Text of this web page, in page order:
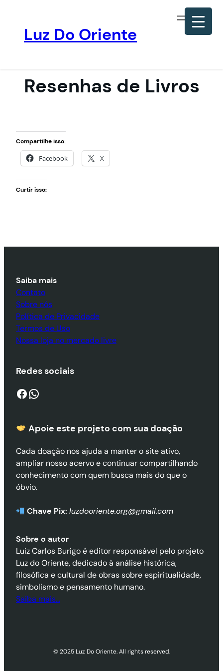
conteúdo
Luz Do Oriente
Resenhas de Livros
Compartilhe isso:
Facebook X
Curtir isso:
Saiba mais
Contato
Sobre nós
Política de Privacidade
Termos de Uso
Nossa loja no mercado livre
Redes sociais
Facebook WhatsApp
Apoie este projeto com sua doação
Cada doação nos ajuda a manter o site ativo,
ampliar nosso acervo e continuar compartilhando
conhecimento com quem busca mais do que o
óbvio.
Chave Pix: luzdooriente.org@gmail.com
Sobre o autor
Luiz Carlos Burigo é editor responsável pelo projeto
Luz do Oriente, dedicado à análise histórica,
filosófica e cultural de obras sobre espiritualidade,
simbolismo e pensamento humano.
Saiba mais…
© 2025 Luz Do Oriente. All rights reserved.